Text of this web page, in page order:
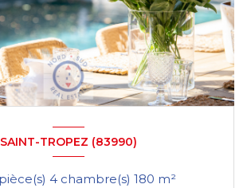
SAINT-TROPEZ (83990)
Villa 5 pièce(s) 4 chambre(s) 180 m²